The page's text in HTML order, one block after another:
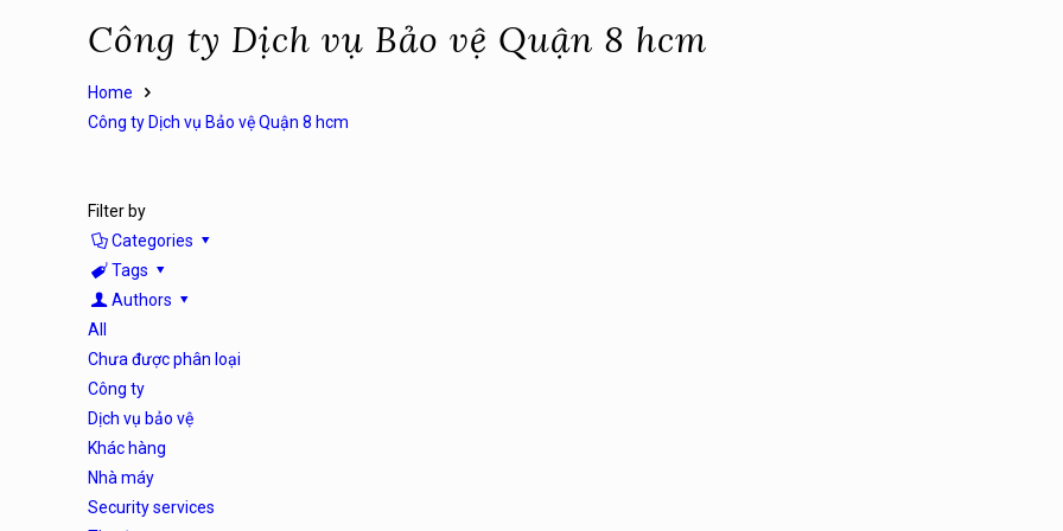
Công ty Dịch vụ Bảo vệ Quận 8 hcm
Home
Công ty Dịch vụ Bảo vệ Quận 8 hcm
Filter by
Categories
Tags
Authors
All
Chưa được phân loại
Công ty
Dịch vụ bảo vệ
Khác hàng
Nhà máy
Security services